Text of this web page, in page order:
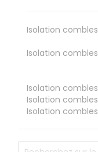
Isolation combles
Isolation combles
Isolation combles
Isolation combles
Isolation combles